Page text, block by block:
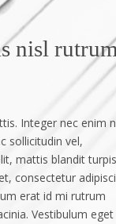
nisl
Integer nec enim
sollicitudin vel,
mattis blandit turpis
consectetur
erat id mi rutrum
Vestibulum eget